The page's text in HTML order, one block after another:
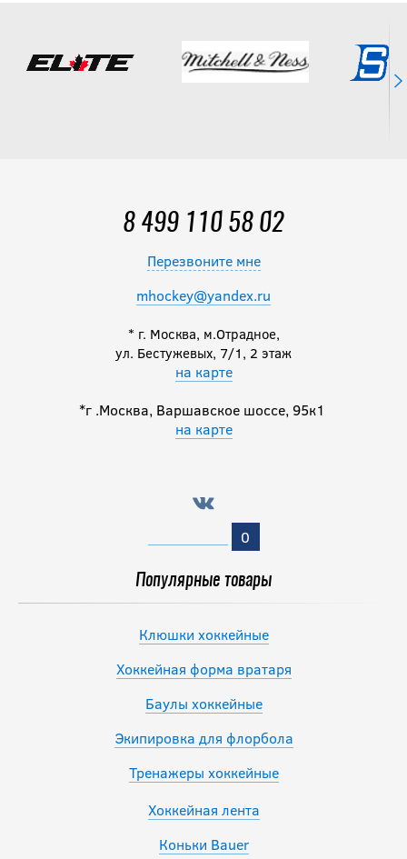
2 190 руб.
8 499 110 58 02
Перезвоните мне
mhockey@yandex.ru
* г. Москва, м.Отрадное,
ул. Бестужевых, 7/1, 2 этаж
на карте
*г .Москва, Варшавское шоссе, 95к1
на карте
0
Популярные товары
Клюшки хоккейные
Хоккейная форма вратаря
Баулы хоккейные
Экипировка для флорбола
Тренажеры хоккейные
Хоккейная лента
Коньки Bauer